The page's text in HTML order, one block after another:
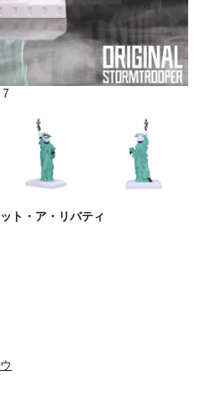
7
ット・ア・リバティ